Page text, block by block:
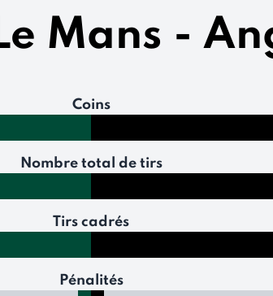
Mans -
Coins
Nombre total de tirs
Tirs cadrés
Pénalités